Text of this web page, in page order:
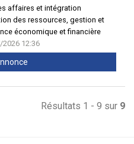
affaires et intégration
des ressources, gestion et
économique et financière
12:36
Résultats 1 - 9 sur 9